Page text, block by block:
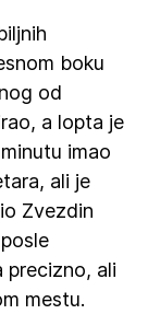
boku
od
a lopta je
imao
ali je
Zvezdin
precizno, ali
mestu.